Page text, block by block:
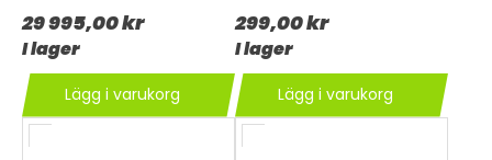
29 995,00 kr
I lager
Lägg i varukorg
299,00 kr
I lager
Lägg i varukorg